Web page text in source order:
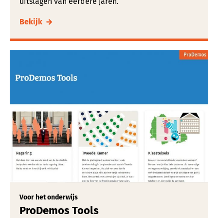
Bekijk
Voor het onderwijs
ProDemos Tools